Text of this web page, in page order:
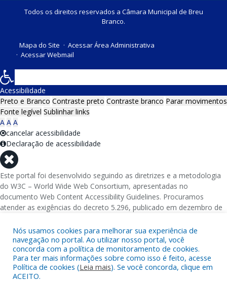
Todos os direitos reservados a Câmara Municipal de Breu
Branco.
Mapa do Site
Acessar Área Administrativa
Acessar Webmail
Nós usamos cookies para melhorar sua experiência de
navegação no portal. Ao utilizar nosso portal, você
concorda com a política de monitoramento de cookies.
Para ter mais informações sobre como isso é feito, acesse
Política de cookies (Leia mais). Se você concorda, clique em
ACEITO.
Acessibilidade
Preto e Branco Contraste preto Contraste branco Parar movimentos
Fonte legível Sublinhar links
A A A
cancelar acessibilidade
Declaração de acessibilidade
Este portal foi desenvolvido seguindo as diretrizes e a metodologia
do W3C – World Wide Web Consortium, apresentadas no
documento Web Content Accessibility Guidelines. Procuramos
atender as exigências do decreto 5.296, publicado em dezembro de
eletrônicos da administração pública na rede mundial de
computadores para o uso das pessoas com necessidades especiais,
garantindo-lhes o pleno acesso aos conteúdos disponíveis.
Além de validações automáticas, foram realizados testes em
diversos navegadores e através do utilitário de acesso a Internet do